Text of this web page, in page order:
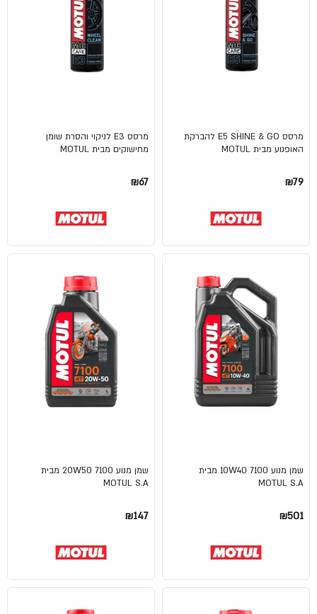
מרסס E5 SHINE & GO להברקת
האופנוע מבית MOTUL
₪79
מרסס E3 לניקוי והסרת שומן
מחישוקים מבית MOTUL
₪67
שמן מנוע 10W40 7100 מבית
MOTUL S.A
₪501
שמן מנוע 20W50 7100 מבית
MOTUL S.A
₪147